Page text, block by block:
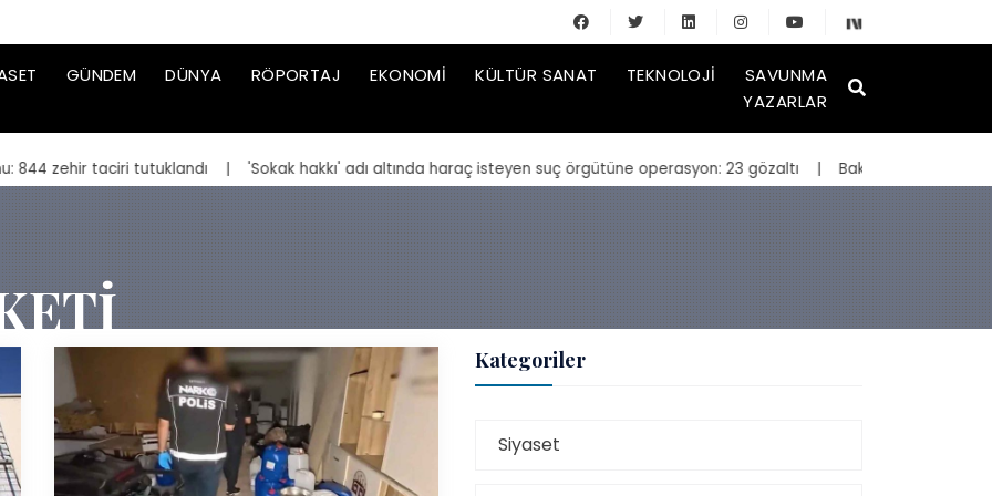
GÜNDEM DÜNYA RÖPORTAJ EKONOMI KÜLTÜR SANAT TEKNOLOJI
SAVUNMA
YAZARLAR
taciri tutuklandı | 'Sokak hakkı' adı altında haraç isteyen suç örgütüne operasyon: 23 gözaltı | Bakan Kurum, yeniden inşa edilen
Kategoriler
Siyaset